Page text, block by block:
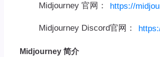
Midjourney 官网： https://
Midjourney Discord官网：
Midjourney 简介